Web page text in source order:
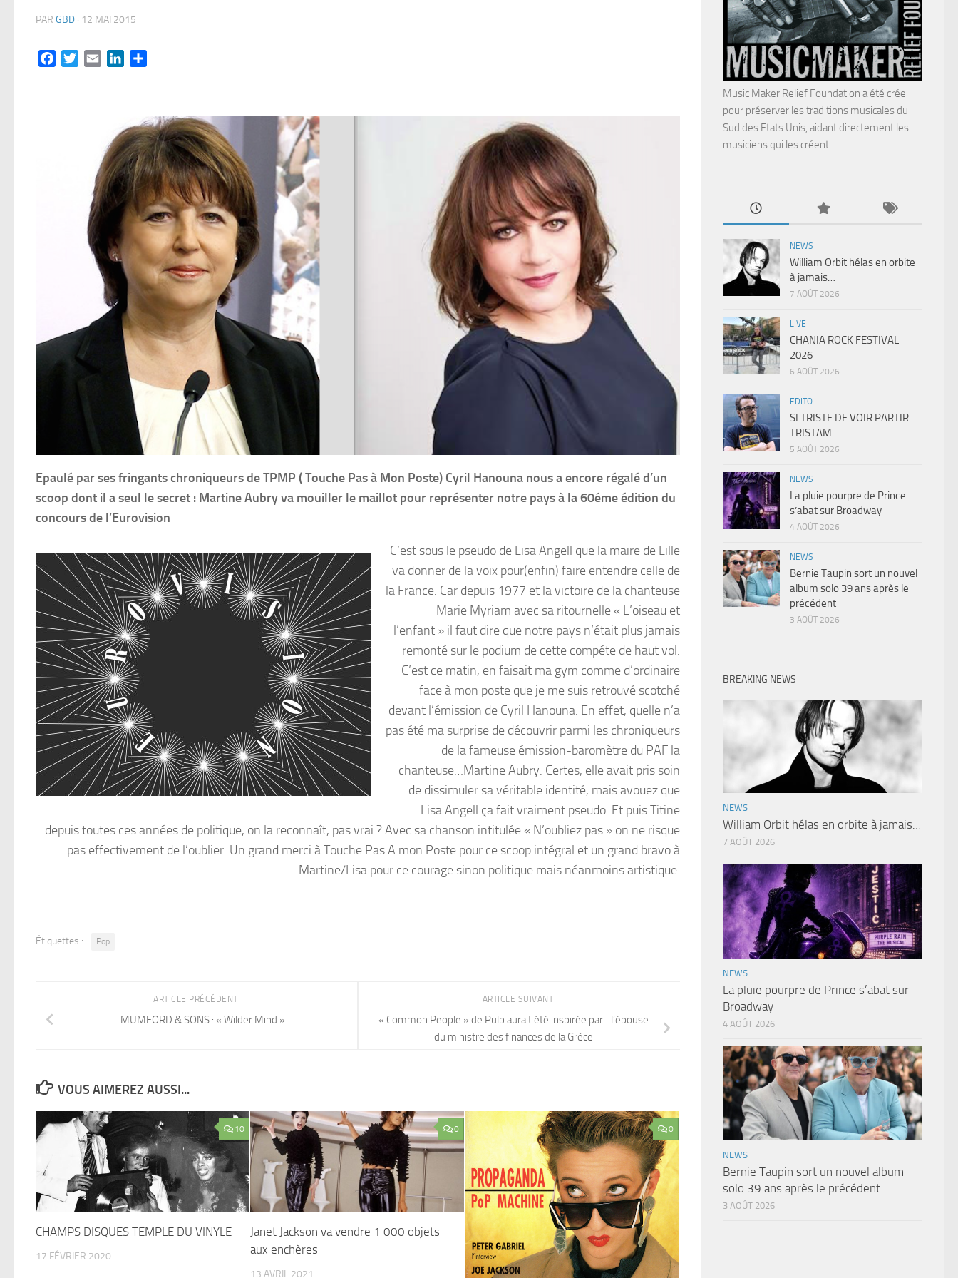
PAR GBD · 12 MAI 2015
FacebookTwitterEmail LinkedIn
Epaulé par ses fringants chroniqueurs de TPMP ( Touche Pas à Mon Poste) Cyril Hanouna nous a encore régalé d’un
scoop dont il a seul le secret : Martine Aubry va mouiller le maillot pour représenter notre pays à la 60éme édition du
concours de l’Eurovision
C’est sous le pseudo de Lisa Angell que la maire de Lille
va donner de la voix pour(enfin) faire entendre celle de
la France. Car depuis 1977 et la victoire de la chanteuse
Marie Myriam avec sa ritournelle « L’oiseau et
l’enfant » il faut dire que notre pays n’était plus jamais
remonté sur le podium de cette compéte de haut vol.
C’est ce matin, en faisait ma gym comme d’ordinaire
face à mon poste que je me suis retrouvé scotché
devant l’émission de Cyril Hanouna. En effet, quelle n’a
pas été ma surprise de découvrir parmi les chroniqueurs
de la fameuse émission-baromètre du PAF la
chanteuse…Martine Aubry. Certes, elle avait pris soin
de dissimuler sa véritable identité, mais avouez que
Lisa Angell ça fait vraiment pseudo. Et puis Titine
depuis toutes ces années de politique, on la reconnaît, pas vrai ? Avec sa chanson intitulée « N’oubliez pas » on ne risque
pas effectivement de l’oublier. Un grand merci à Touche Pas A mon Poste pour ce scoop intégral et un grand bravo à
Martine/Lisa pour ce courage sinon politique mais néanmoins artistique.
Étiquettes : Pop
ARTICLE SUIVANT
« Common People » de Pulp aurait été inspirée par…l’épouse
du ministre des finances de la Grèce
ARTICLE PRÉCÉDENT
MUMFORD & SONS : « Wilder Mind »
VOUS AIMEREZ AUSSI...
10
CHAMPS DISQUES TEMPLE DU VINYLE
17 FÉVRIER 2020
0
Janet Jackson va vendre 1 000 objets
aux enchères
13 AVRIL 2021
0
Music Maker Relief Foundation a été crée
pour préserver les traditions musicales du
Sud des Etats Unis, aidant directement les
musiciens qui les créent.
NEWS
William Orbit hélas en orbite
à jamais…
7 AOÛT 2026
LIVE
CHANIA ROCK FESTIVAL
2026
6 AOÛT 2026
EDITO
SI TRISTE DE VOIR PARTIR
TRISTAM
5 AOÛT 2026
NEWS
La pluie pourpre de Prince
s’abat sur Broadway
4 AOÛT 2026
NEWS
Bernie Taupin sort un nouvel
album solo 39 ans après le
précédent
3 AOÛT 2026
BREAKING NEWS
NEWS
William Orbit hélas en orbite à jamais…
7 AOÛT 2026
NEWS
La pluie pourpre de Prince s’abat sur
Broadway
4 AOÛT 2026
NEWS
Bernie Taupin sort un nouvel album
solo 39 ans après le précédent
3 AOÛT 2026